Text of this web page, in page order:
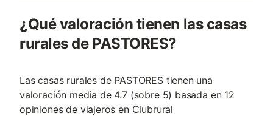
¿Qué valoración tienen las casas
rurales de PASTORES?
Las casas rurales de PASTORES tienen una
valoración media de 4.7 (sobre 5) basada en 12
opiniones de viajeros en Clubrural